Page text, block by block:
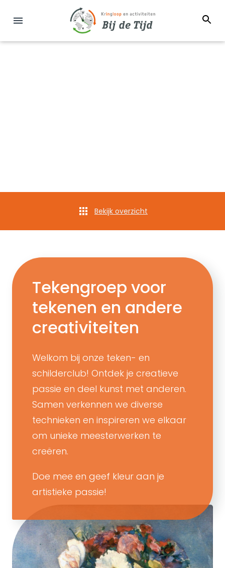
Bekijk overzicht
Tekengroep voor
tekenen en andere
creativiteiten
Welkom bij onze teken- en
schilderclub! Ontdek je creatieve
passie en deel kunst met anderen.
Samen verkennen we diverse
technieken en inspireren we elkaar
om unieke meesterwerken te
creëren.
Doe mee en geef kleur aan je
artistieke passie!